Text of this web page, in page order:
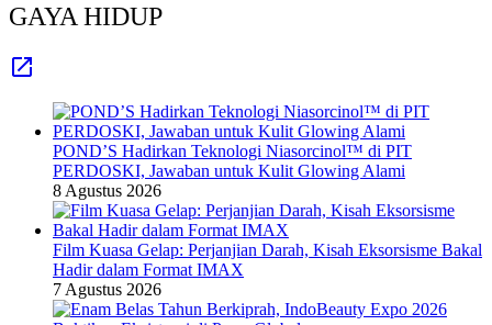
GAYA HIDUP
POND’S Hadirkan Teknologi Niasorcinol™ di PIT
PERDOSKI, Jawaban untuk Kulit Glowing Alami
8 Agustus 2026
Film Kuasa Gelap: Perjanjian Darah, Kisah Eksorsisme Bakal
Hadir dalam Format IMAX
7 Agustus 2026